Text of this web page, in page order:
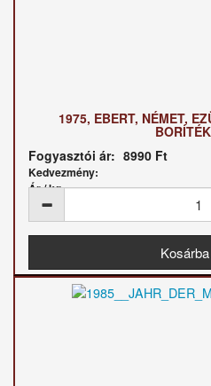
1975, EBERT, NÉMET,
Fogyasztói ár: 8990 Ft
Kedvezmény:
Ár / kg: